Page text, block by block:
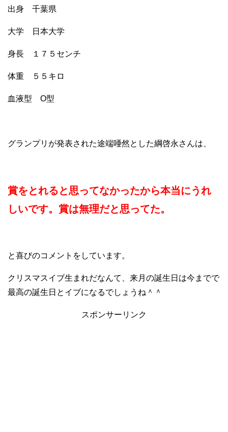
出身 千葉県
大学 日本大学
身長 １７５センチ
体重 ５５キロ
血液型 O型
グランプリが発表された途端唖然とした綱啓永さんは、
賞をとれると思ってなかったから本当にうれ
しいです。賞は無理だと思ってた。
と喜びのコメントをしています。
クリスマスイブ生まれだなんて、来月の誕生日は今までで
最高の誕生日とイブになるでしょうね＾＾
スポンサーリンク